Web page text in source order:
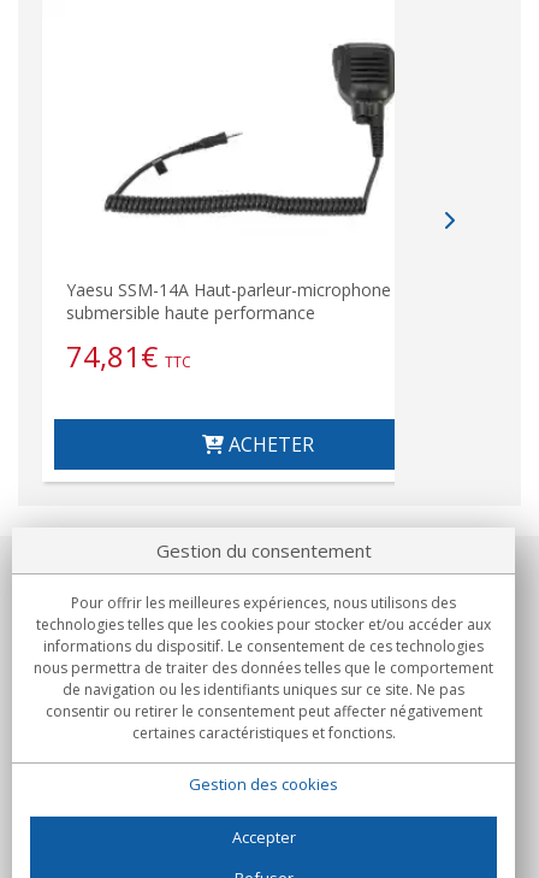
Yaesu SSM-14A Haut-parleur-microphone
submersible haute performance
74,81€ TTC
ACHETER
Notre société
Engagements
Achats
Gestion du consentement
Pour offrir les meilleures expériences, nous utilisons des
technologies telles que les cookies pour stocker et/ou accéder aux
informations du dispositif. Le consentement de ces technologies
nous permettra de traiter des données telles que le comportement
de navigation ou les identifiants uniques sur ce site. Ne pas
consentir ou retirer le consentement peut affecter négativement
certaines caractéristiques et fonctions.
Gestion des cookies
Accepter